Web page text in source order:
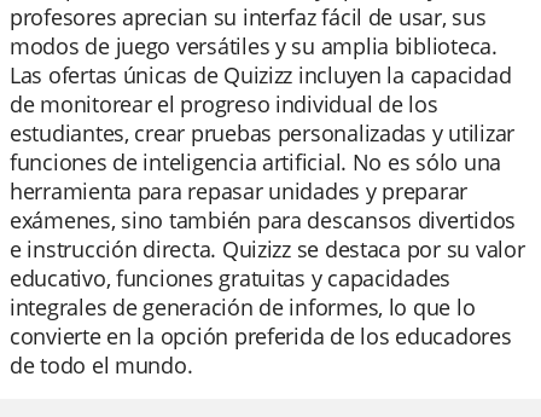
profesores aprecian su interfaz fácil de usar, sus
modos de juego versátiles y su amplia biblioteca.
Las ofertas únicas de Quizizz incluyen la capacidad
de monitorear el progreso individual de los
estudiantes, crear pruebas personalizadas y utilizar
funciones de inteligencia artificial. No es sólo una
herramienta para repasar unidades y preparar
exámenes, sino también para descansos divertidos
e instrucción directa. Quizizz se destaca por su valor
educativo, funciones gratuitas y capacidades
integrales de generación de informes, lo que lo
convierte en la opción preferida de los educadores
de todo el mundo.